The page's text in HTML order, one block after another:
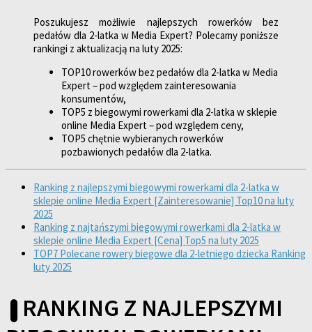
Poszukujesz możliwie najlepszych rowerków bez
pedałów dla 2-latka w Media Expert? Polecamy poniższe
rankingi z aktualizacją na luty 2025:
TOP10 rowerków bez pedałów dla 2-latka w Media
Expert – pod względem zainteresowania
konsumentów,
TOP5 z biegowymi rowerkami dla 2-latka w sklepie
online Media Expert – pod względem ceny,
TOP5 chętnie wybieranych rowerków
pozbawionych pedałów dla 2-latka.
Ranking z najlepszymi biegowymi rowerkami dla 2-latka w
sklepie online Media Expert [Zainteresowanie] Top10 na luty
2025
Ranking z najtańszymi biegowymi rowerkami dla 2-latka w
sklepie online Media Expert [Cena] Top5 na luty 2025
TOP7 Polecane rowery biegowe dla 2-letniego dziecka Ranking
luty 2025
RANKING Z NAJLEPSZYMI